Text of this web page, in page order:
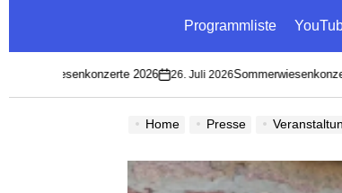
Programmliste
2026on
26. Juli 2026Sommerwiesenkonzerte
Home Presse